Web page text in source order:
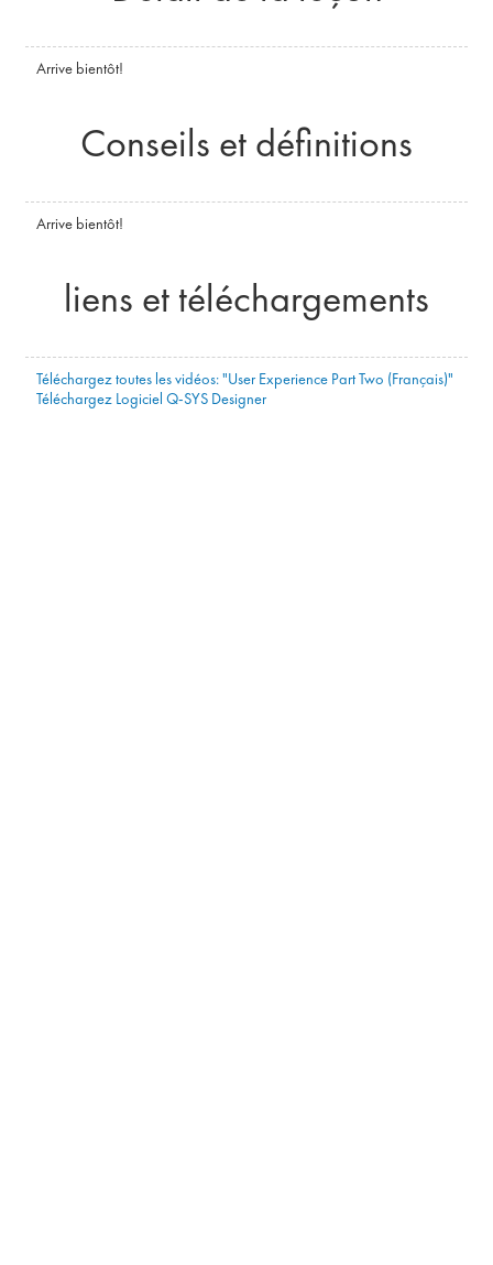
Arrive bientôt!
Conseils et définitions
Arrive bientôt!
liens et téléchargements
Téléchargez toutes les vidéos: "User Experience Part Two (Français)"
Téléchargez Logiciel Q-SYS Designer